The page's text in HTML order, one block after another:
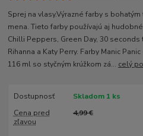
Sprej na vlasy.Výrazné farby s
mena. Tieto farby používajú aj
Chilli Peppers, Green Day, 30 seconds
Rihanna a Katy Perry. Farby Manic
116 ml so styčným krúžkom zá... celý
Dostupnosť
Skladom 1 ks
Cena pred
zľavou
4,99 €